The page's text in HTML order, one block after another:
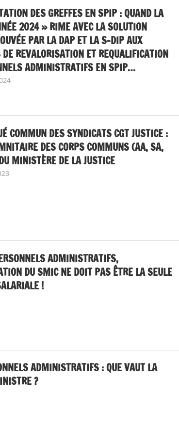
DES GREFFES EN SPIP : QUAND LA
2024 » RIME AVEC LA SOLUTION
PAR LA DAP ET LA S-DIP AUX
REVALORISATION ET REQUALIFICATION
ADMINISTRATIFS EN SPIP…
COMMUN DES SYNDICATS CGT JUSTICE :
DES CORPS COMMUNS (AA, SA,
MINISTÈRE DE LA JUSTICE
ADMINISTRATIFS,
DU SMIC NE DOIT PAS ÊTRE LA SEULE
!
ADMINISTRATIFS : QUE VAUT LA
?